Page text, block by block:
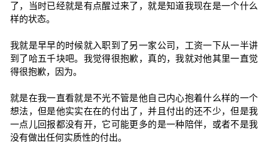
了，当时已经就是有点醒过来了，就是知道我现在是一个什么
样的状态。
我就是早早的时候就入职到了另一家公司，工资一下从一半讲
到了哈五千块吧。我觉得很抱歉，真的，我就对他其里一直觉
得很抱歉，因为。
就是在我一直看就是不光不管是他自己内心抱着什么样的一个
想法，但是他实实在在的付出了，并且付出的还不少，但是我
一点儿回报都没有开，它可能更多的是一种陪伴，或者不是我
没有做出任何实质性的付出。